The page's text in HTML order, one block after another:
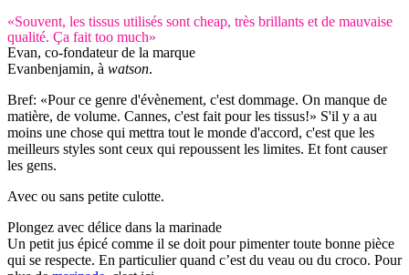
«Souvent, les tissus utilisés sont cheap, très brillants et de mauvaise
qualité. Ça fait too much»
Evan, co-fondateur de la marque
Evanbenjamin, à watson.
Bref: «Pour ce genre d'évènement, c'est dommage. On manque de
matière, de volume. Cannes, c'est fait pour les tissus!» S'il y a au
moins une chose qui mettra tout le monde d'accord, c'est que les
meilleurs styles sont ceux qui repoussent les limites. Et font causer
les gens.
Avec ou sans petite culotte.
Plongez avec délice dans la marinade
Un petit jus épicé comme il se doit pour pimenter toute bonne pièce
qui se respecte. En particulier quand c’est du veau ou du croco. Pour